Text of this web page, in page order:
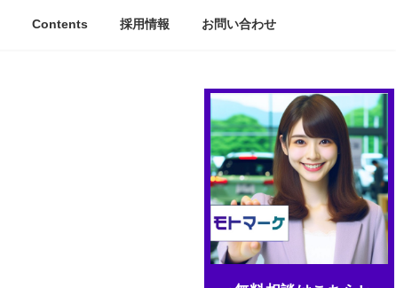
Contents 採用情報 お問い合わせ